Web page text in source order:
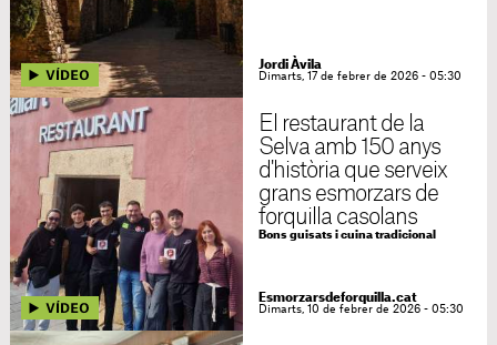
Jordi Àvila
Dimarts, 17 de febrer de 2026 - 05:30
El restaurant de la
Selva amb 150 anys
d'història que serveix
grans esmorzars de
forquilla casolans
Bons guisats i cuina tradicional
Esmorzarsdeforquilla.cat
Dimarts, 10 de febrer de 2026 - 05:30